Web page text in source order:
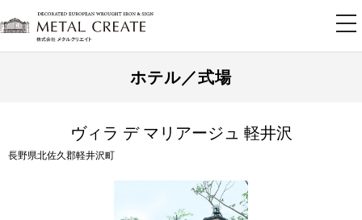
ホテル／式場
ヴィラ デ マリアージュ 軽井沢
長野県北佐久郡軽井沢町